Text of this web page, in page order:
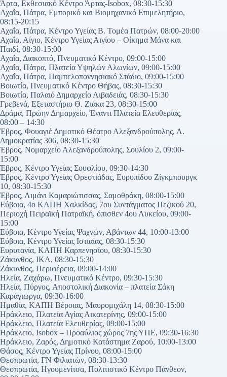
Άρτα, Εκθεσιακό Κέντρο Άρτας-Isobox, 08:30-15:30
Αχαΐα, Πάτρα, Εμπορικό και Βιομηχανικό Επιμελητήριο,
08:15-20:15
Αχαΐα, Πάτρα, Κέντρο Υγείας Β. Τομέα Πατρών, 08:00-20:00
Αχαΐα, Αίγιο, Κέντρο Υγείας Αιγίου – Οίκημα Μάνα και
Παιδί, 08:30-15:00
Αχαΐα, Διακοπτό, Πνευματικό Κέντρο, 09:00-15:00
Αχαΐα, Πάτρα, Πλατεία Υψηλών Αλωνίων, 09:00-15:00
Αχαΐα, Πάτρα, Παμπελοποννησιακό Στάδιο, 09:00-15:00
Βοιωτία, Πνευματικό Κέντρο Θήβας, 08:30-15:30
Βοιωτία, Παλαιό Δημαρχείο Λιβαδειάς, 08:30-15:30
Γρεβενά, Εξεταστήριο Θ. Ζιάκα 23, 08:30-15:00
Δράμα, Πρώην Δημαρχείο, Έναντι Πλατεία Ελευθερίας,
08:00 – 14:30
Έβρος, Φουαγιέ Δημοτικό Θέατρο Αλεξανδρούπολης, Λ.
Δημοκρατίας 306, 08:30-15:30
Έβρος, Νομαρχείο Αλεξανδρούπολης, Σουλίου 2, 09:00-
15:00
Έβρος, Κέντρο Υγείας Σουφλίου, 09:30-14:30
Έβρος, Κέντρο Υγείας Ορεστιάδας, Ευρυπίδου Ζίγκμπουργκ
10, 08:30-15:30
Έβρος, Λιμάνι Καμαριώτισσας, Σαμοθράκη, 08:00-15:00
Εύβοια, 4ο ΚΑΠΗ Χαλκίδας, 7ου Συντάγματος Πεζικού 20,
Περιοχή Πειραϊκή Πατραϊκή, όπισθεν 4ου Λυκείου, 09:00-
15:00
Εύβοια, Κέντρο Υγείας Ψαχνών, Αβάντων 44, 10:00-13:00
Εύβοια, Κέντρο Υγείας Ιστιαίας, 08:30-15:30
Ευρυτανία, ΚΑΠΗ Καρπενησίου, 08:30-15:30
Ζάκυνθος, IKA, 08:30-15:30
Ζάκυνθος, Περιφέρεια, 09:00-14:00
Ηλεία, Ζαχάρω, Πνευματικό Κέντρο, 09:30-15:30
Ηλεία, Πύργος, Αποστολική Διακονία – πλατεία Σάκη
Καράγιωργα, 09:30-16:00
Ημαθία, ΚΑΠΗ Βέροιας, Μαυρομιχάλη 14, 08:30-15:00
Ηράκλειο, Πλατεία Αγίας Αικατερίνης, 09:00-15:00
Ηράκλειο, Πλατεία Ελευθερίας, 09:00-15:00
Ηράκλειο, Isobox – Προαύλιος χώρος 7ης ΥΠΕ, 09:30-16:30
Ηράκλειο, Ζαρός, Δημοτικό Κατάστημα Ζαρού, 10:00-13:00
Θάσος, Κέντρο Υγείας Πρίνου, 08:00-15:00
Θεσπρωτία, ΓΝ Φιλιατών, 08:30-13:30
Θεσπρωτία, Ηγουμενίτσα, Πολιτιστικό Κέντρο Πάνθεον,